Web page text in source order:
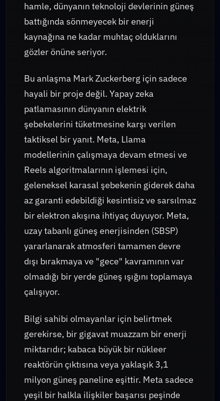
hamle, dünyanın teknoloji devlerinin güneş
battığında sönmeyecek bir enerji
kaynağına ne kadar muhtaç olduklarını
gözler önüne seriyor.
Bu anlaşma Mark Zuckerberg için sadece
hayali bir proje değil. Yapay zeka
patlamasının dünyanın elektrik
şebekelerini tüketmesine karşı verilen
taktiksel bir yanıt. Meta, Llama
modellerinin çalışmaya devam etmesi ve
Reels algoritmalarının işlemesi için,
geleneksel karasal şebekenin giderek daha
az garanti edebildiği kesintisiz ve sarsılmaz
bir elektron akışına ihtiyaç duyuyor. Meta,
uzay tabanlı güneş enerjisinden (SBSP)
yararlanarak atmosferi tamamen devre
dışı bırakmaya ve "gece" kavramının var
olmadığı bir yerde güneş ışığını toplamaya
çalışıyor.
Bilgi sahibi olmayanlar için belirtmek
gerekirse, bir gigavat muazzam bir enerji
miktarıdır; kabaca büyük bir nükleer
reaktörün çıktısına veya yaklaşık 3,1
milyon güneş paneline eşittir. Meta sadece
yeşil bir halkla ilişkiler başarısı peşinde